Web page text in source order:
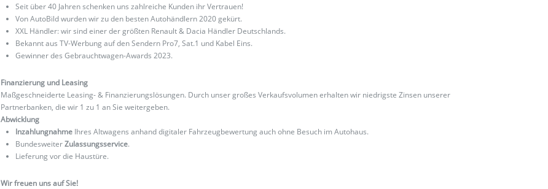
Seit über 40 Jahren schenken uns zahlreiche Kunden ihr Vertrauen!
Von AutoBild wurden wir zu den besten Autohändlern 2020 gekürt.
XXL Händler: wir sind einer der größten Renault & Dacia Händler Deutschlands.
Bekannt aus TV-Werbung auf den Sendern Pro7, Sat.1 und Kabel Eins.
Gewinner des Gebrauchtwagen-Awards 2023.
Finanzierung und Leasing
Maßgeschneiderte Leasing- & Finanzierungslösungen. Durch unser großes Verkaufsvolumen erhalten wir niedrigste Zinsen unserer
Partnerbanken, die wir 1 zu 1 an Sie weitergeben.
Abwicklung
Inzahlungnahme Ihres Altwagens anhand digitaler Fahrzeugbewertung auch ohne Besuch im Autohaus.
BundesweiterZulassungsservice.
Lieferung vor die Haustüre.
Wir freuen uns auf Sie!